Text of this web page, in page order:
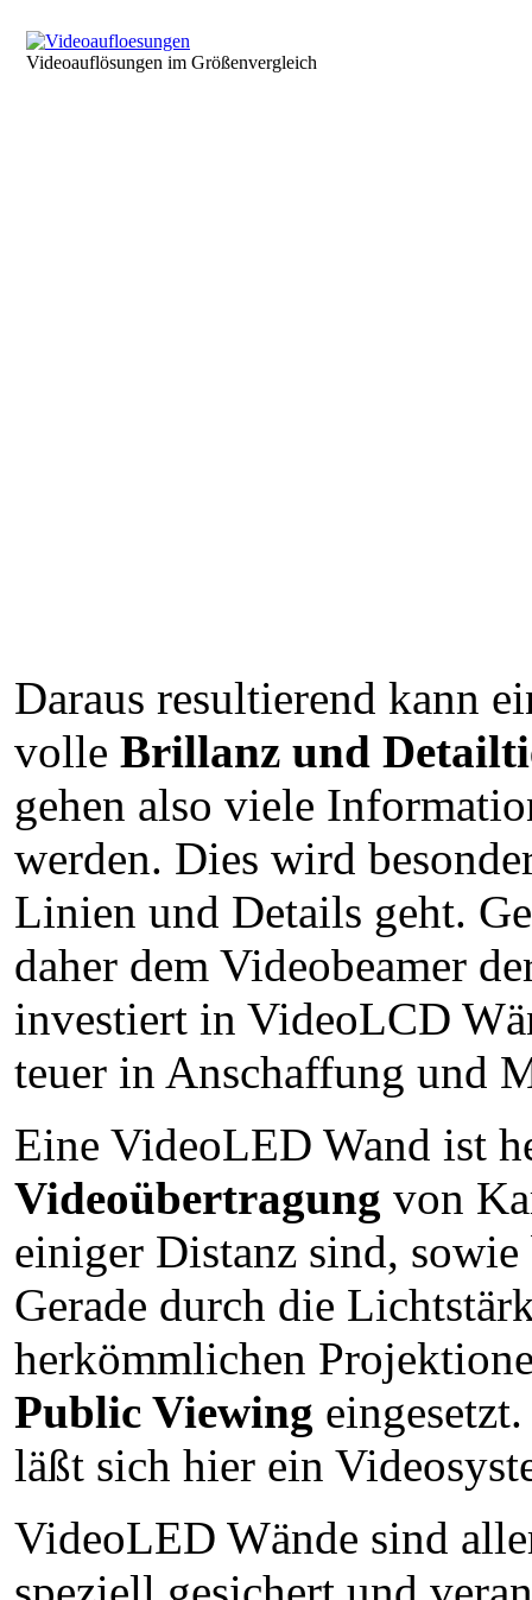
Videoauflösungen im Größenvergleich
Daraus resultierend kann
volle Brillanz und
gehen also viele
werden. Dies wird
Linien und Details geht.
daher dem Videobeamer
investiert in VideoLCD
teuer in Anschaffung und
Eine VideoLED Wand ist
Videoübertragung von
einiger Distanz sind,
Gerade durch die
herkömmlichen
Public Viewing
läßt sich hier ein
VideoLED Wände sind